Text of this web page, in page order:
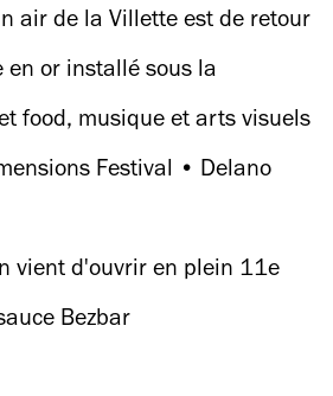
loyers
air de la Villette est de retour
en or installé sous la
food, musique et arts visuels
Festival • Delano
DJ Steaw · Nachtbraker ·
vient d'ouvrir en plein 11e
Bezbar